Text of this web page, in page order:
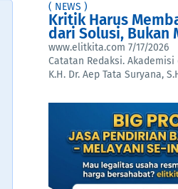
( NEWS )
Kritik Harus
dari Solusi, Bukan
www.elitkita.com 7/17/2026
Catatan Redaksi.
K.H. Dr. Aep Tata Suryana,